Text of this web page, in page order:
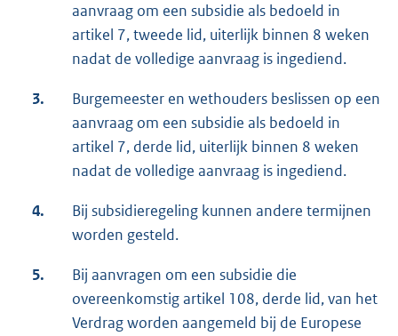
aanvraag om een subsidie als bedoeld in
artikel 7, tweede lid, uiterlijk binnen 8 weken
nadat de volledige aanvraag is ingediend.
3.
Burgemeester en wethouders beslissen op een
aanvraag om een subsidie als bedoeld in
artikel 7, derde lid, uiterlijk binnen 8 weken
nadat de volledige aanvraag is ingediend.
4.
Bij subsidieregeling kunnen andere termijnen
worden gesteld.
5.
Bij aanvragen om een subsidie die
overeenkomstig artikel 108, derde lid, van het
Verdrag worden aangemeld bij de Europese